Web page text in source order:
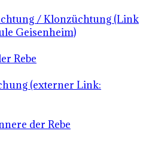
/ Klonzüchtung (Link
Geisenheim)
Rebe
(externer Link:
der Rebe